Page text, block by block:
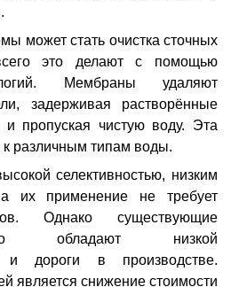
может стать очистка сточных
это делают с помощью
Мембраны удаляют
задерживая растворённые
пропуская чистую воду. Эта
различным типам воды.
селективностью, низким
а их применение не требует
Однако существующие
обладают низкой
и дороги в производстве.
является снижение стоимости